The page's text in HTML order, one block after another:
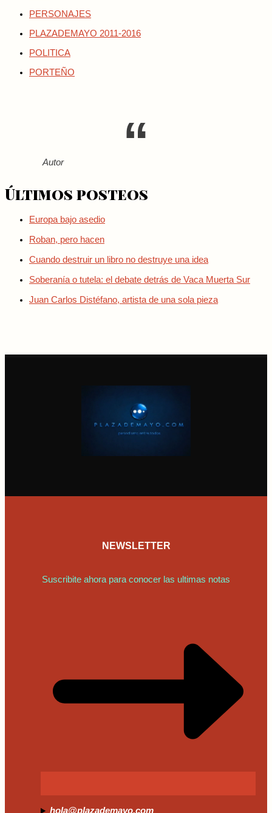
PERSONAJES
PLAZADEMAYO 2011-2016
POLITICA
PORTEÑO
Autor
Últimos posteos
Europa bajo asedio
Roban, pero hacen
Cuando destruir un libro no destruye una idea
Soberanía o tutela: el debate detrás de Vaca Muerta Sur
Juan Carlos Distéfano, artista de una sola pieza
NEWSLETTER
Suscribite ahora para conocer las ultimas notas
hola@plazademayo.com